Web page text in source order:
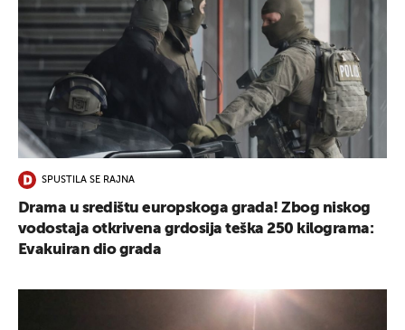
SPUSTILA SE RAJNA
Drama u središtu europskoga grada! Zbog niskog
vodostaja otkrivena grdosija teška 250 kilograma:
Evakuiran dio grada